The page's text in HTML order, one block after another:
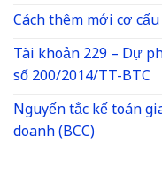
Cách thêm mới cơ
Tài khoản 229 – Dự
số 200/2014/TT-BTC
Nguyến tắc kế toán
doanh (BCC)